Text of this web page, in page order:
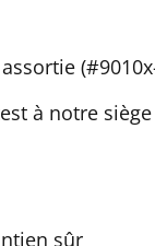
à notre
sûr